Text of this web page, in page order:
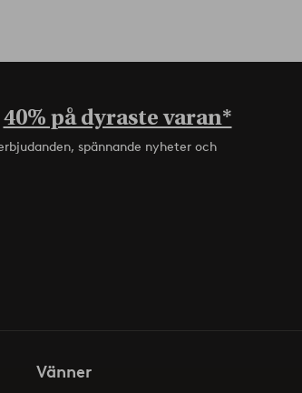
40% på dyraste varan*
spännande nyheter och
Vänner